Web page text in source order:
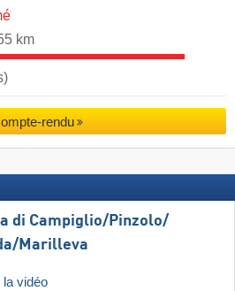
km
rendu
di Campiglio/​Pinzolo/​
​Marilleva
vidéo